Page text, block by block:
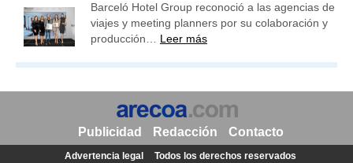
Barceló Hotel Group reconoció a las agencias de
viajes y meeting planners por su colaboración y
producción… Leer más
Publicidad Redacción Contacto
Advertencia legal
Todos los derechos reservados